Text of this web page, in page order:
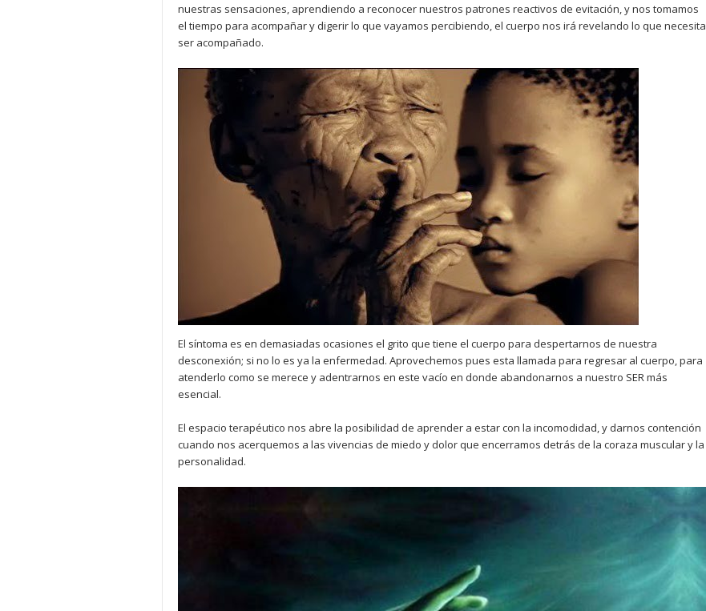
nuestras sensaciones, aprendiendo a reconocer nuestros patrones reactivos de evitación, y nos tomamos
el tiempo para acompañar y digerir lo que vayamos percibiendo, el cuerpo nos irá revelando lo que necesita
ser acompañado.
El síntoma es en demasiadas ocasiones el grito que tiene el cuerpo para despertarnos de nuestra
desconexión; si no lo es ya la enfermedad. Aprovechemos pues esta llamada para regresar al cuerpo, para
atenderlo como se merece y adentrarnos en este vacío en donde abandonarnos a nuestro SER más
esencial.
El espacio terapéutico nos abre la posibilidad de aprender a estar con la incomodidad, y darnos contención
cuando nos acerquemos a las vivencias de miedo y dolor que encerramos detrás de la coraza muscular y la
personalidad.